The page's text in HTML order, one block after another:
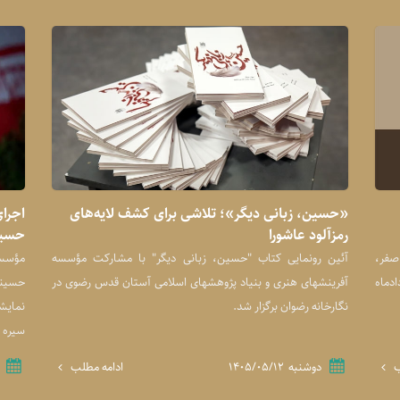
شده است و از شنبه ۱۷ مردادماه
«حسین، زبانی دیگر»؛ تلاشی برای کشف لایه‌های
رمزآلود عاشورا
آئین رونمایی کتاب "حسین، زبانی دیگر" با مشارکت مؤسسه
آفرینشهای هنری و بنیاد پژوهشهای اسلامی آستان قدس رضوی در
نگارخانه رضوان برگزار شد.
دوشنبه ۱۴۰۵/۰۵/۱۲ ادامه مطلب
سیره